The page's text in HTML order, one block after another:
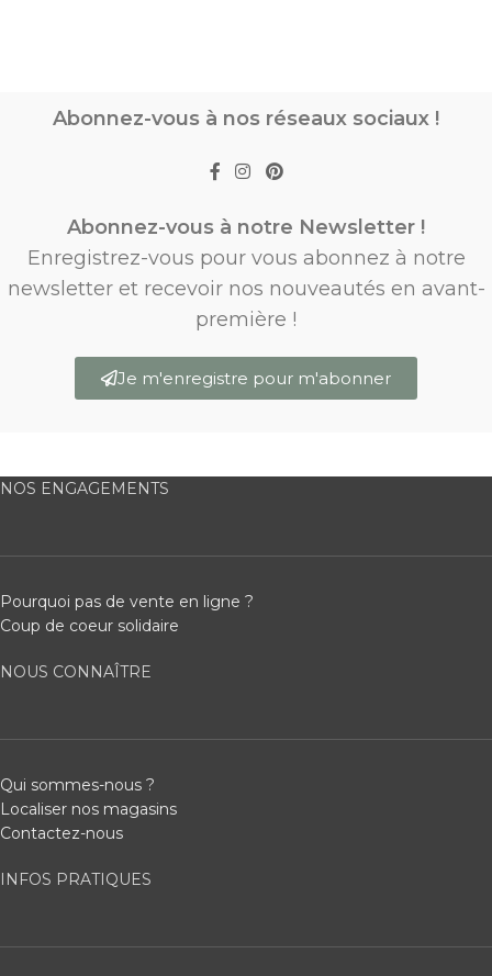
Abonnez-vous à nos réseaux sociaux !
Abonnez-vous à notre Newsletter !
Enregistrez-vous pour vous abonnez à notre
newsletter et recevoir nos nouveautés en avant-
première !
Je m'enregistre pour m'abonner
NOS ENGAGEMENTS
Pourquoi pas de vente en ligne ?
Coup de coeur solidaire
NOUS CONNAÎTRE
Qui sommes-nous ?
Localiser nos magasins
Contactez-nous
INFOS PRATIQUES